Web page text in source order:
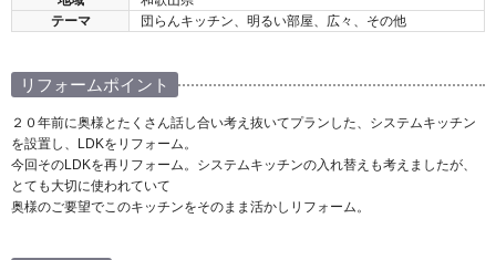
テーマ
団らんキッチン、明るい部屋、広々、その他
リフォームポイント
２０年前に奥様とたくさん話し合い考え抜いてプランした、システムキッチン
を設置し、LDKをリフォーム。
今回そのLDKを再リフォーム。システムキッチンの入れ替えも考えましたが、
とても大切に使われていて
奥様のご要望でこのキッチンをそのまま活かしリフォーム。